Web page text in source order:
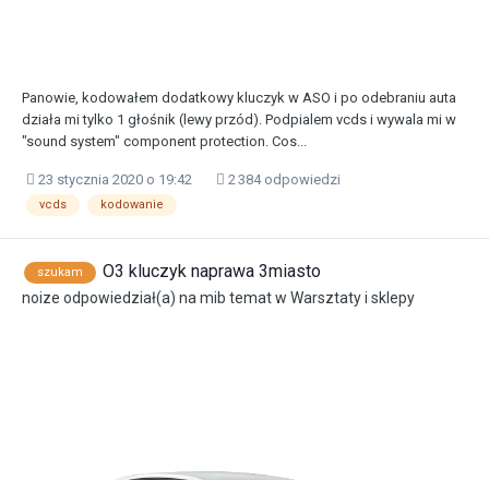
Panowie, kodowałem dodatkowy kluczyk w ASO i po odebraniu auta
działa mi tylko 1 głośnik (lewy przód). Podpialem vcds i wywala mi w
"sound system" component protection. Cos...
23 stycznia 2020 o 19:42 2 384 odpowiedzi
vcds kodowanie
szukam O3 kluczyk naprawa 3miasto
noize odpowiedział(a) na mib temat w Warsztaty i sklepy